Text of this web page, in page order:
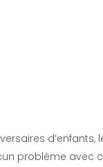
problème avec